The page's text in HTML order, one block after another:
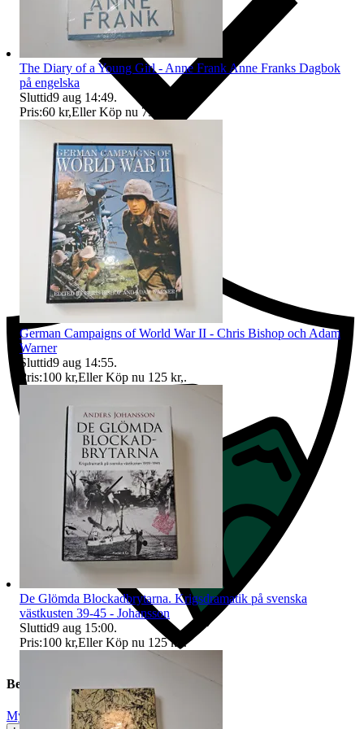
Ersättning om du inte får din vara
Beskrivning
Mycket gott skick
The Diary of a Young Girl - Anne Frank Anne Franks Dagbok
på engelska
Sluttid9 aug 14:49.
Pris:60 kr,Eller Köp nu 75 kr
German Campaigns of World War II - Chris Bishop och Adam
Warner
Sluttid9 aug 14:55.
Pris:100 kr,Eller Köp nu 125 kr,.
De Glömda Blockadbrytarna. Krigsdramatik på svenska
västkusten 39-45 - Johansson
Sluttid9 aug 15:00.
Pris:100 kr,Eller Köp nu 125 kr .